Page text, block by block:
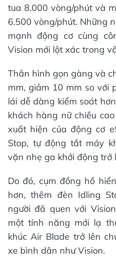
tua 8.000 vòng/phút và
6.500 vòng/phút. Những
mạnh động cơ cùng
Vision mới lột xác trong
Thân hình gọn gàng và
mm, giảm 10 mm so với
lái dễ dàng kiểm soát
khách hàng nữ chiều
xuất hiện của động cơ
Stop, tự động tắt máy
vặn nhẹ ga khởi động trở
Do đó, cụm đồng hồ
hơn, thêm đèn Idling
người đã quen với
một tính năng mới lạ
khúc Air Blade trở lên
xe bình dân như Vision.